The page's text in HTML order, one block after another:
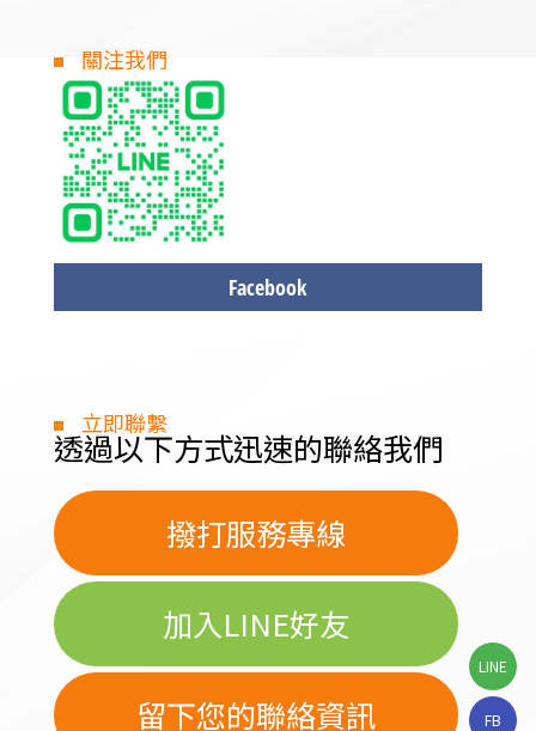
LINE
FB
關注我們
Facebook
立即聯繫
透過以下方式迅速的聯絡我們
撥打服務專線
加入LINE好友
留下您的聯絡資訊